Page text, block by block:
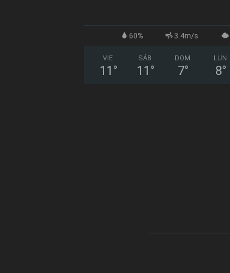
60% 3.4m/s
VIE
11 °
SÁB
11 °
DOM
7°
LUN
8°